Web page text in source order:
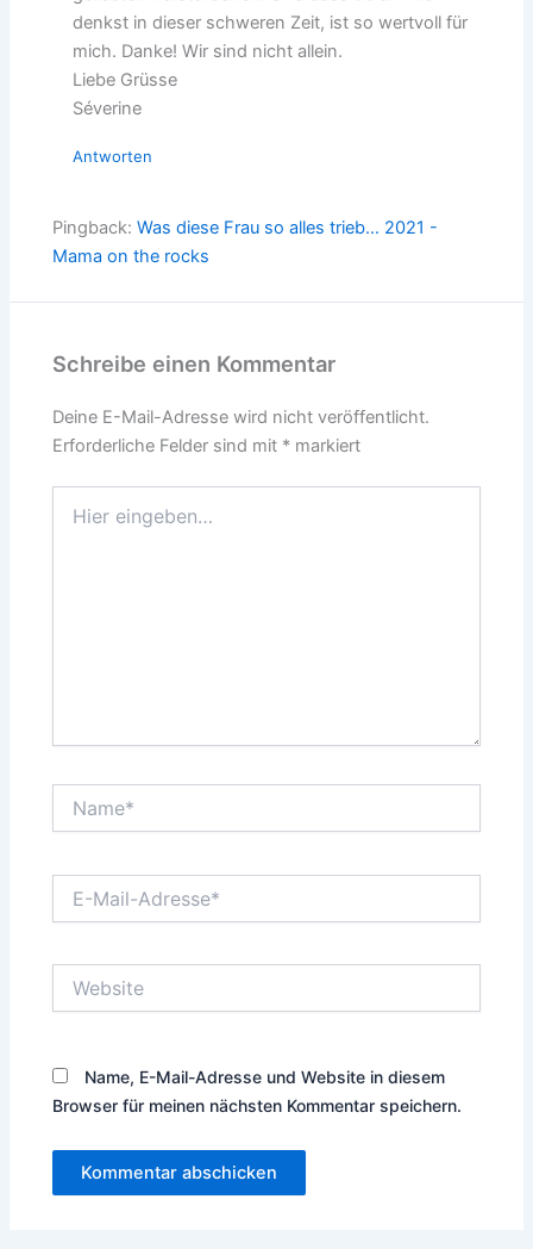
denkst in dieser schweren Zeit, ist so wertvoll für
mich. Danke! Wir sind nicht allein.
Liebe Grüsse
Séverine
Antworten
Pingback:Was diese Frau so alles trieb… 2021 -
Mama on the rocks
Schreibe einen Kommentar
Deine E-Mail-Adresse wird nicht veröffentlicht.
Erforderliche Felder sind mit * markiert
eingeben…
Mail-
Name, E-Mail-Adresse und Website in diesem
Browser für meinen nächsten Kommentar speichern.